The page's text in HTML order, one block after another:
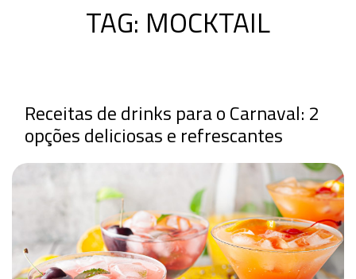
TAG: MOCKTAIL
Receitas de drinks para o Carnaval: 2
opções deliciosas e refrescantes